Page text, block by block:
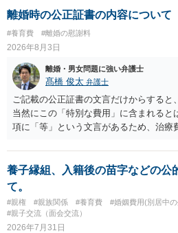
貞発覚後、長期間同居を続けると、不貞
離婚時の公正証書の内容について
#養育費 #離婚の慰謝料
2026年8月3日
離婚・男女問題に強い弁護士
髙橋 俊太 弁護士
ご記載の公正証書の文言だけからする
当然にこの「特別な費用」に含まれると
項に「等」という文言があるため、治療
れていますので、通常は、病気や事故に
療費その他これに類する特別支出を念頭
です。したがって、大学の入学金、授業
ついてまで、「この条項があるから当然
は言いにくいと思われます。なお、通常
担すべきかについては、離婚時の合意内
養子縁組、入籍後の苗字などの公
て。
#親権 #親族関係 #養育費
#婚姻費用(別居中
#親子交流（面会交流）
2026年7月31日